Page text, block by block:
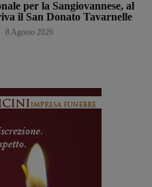
per la Sangiovannese, al
il San Donato Tavarnelle
8 Agosto 2026